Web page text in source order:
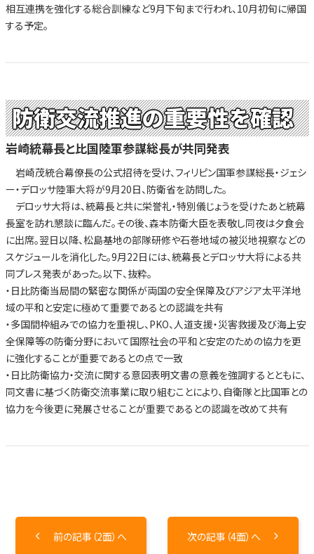
相互連携を強化する総合訓練など9月下旬まで行われ、10月初旬に帰国
する予定。
防衛交流推進の重要性を確認
岩崎統幕長と比国陸軍参謀総長が共同発表
岩崎茂統合幕僚長の公式招待を受け、フィリピン国軍参謀総長・ジェシ
ー・デロッサ陸軍大将が9月20日、防衛省を訪問した。
デロッサ大将は、統幕長と共に栄誉礼・特別儀じょうを受けたあと統幕
長室を訪れ懇談に臨んだ。その後、森本防衛大臣を表敬し同夜は夕食会
に出席。翌日以降、松島基地の部隊研修や石巻地域の被災地視察などの
スケジュールを消化した。9月22日には、統幕長とデロッサ大将による共
同プレス発表があった。以下、抜粋。
・日比防衛当局間の緊密な関係が両国の安全保障及びアジア太平洋地
域の平和と安定に極めて重要であるとの認識を共有
・多国間枠組みでの協力を重視し、PKO、人道支援・災害救援及び海上安
全保障等の防衛分野において国際社会の平和と安定のための協力を更
に強化することが重要であるとの点で一致
・日比防衛協力・交流に関する意図表明文書の意義を強調するとともに、
同文書に基づく防衛交流事業に取り組むことにより、自衛隊と比国軍との
協力を今後更に発展させることが重要であるとの認識を改めて共有
前の記事（2面）へ 次の記事（4面）へ